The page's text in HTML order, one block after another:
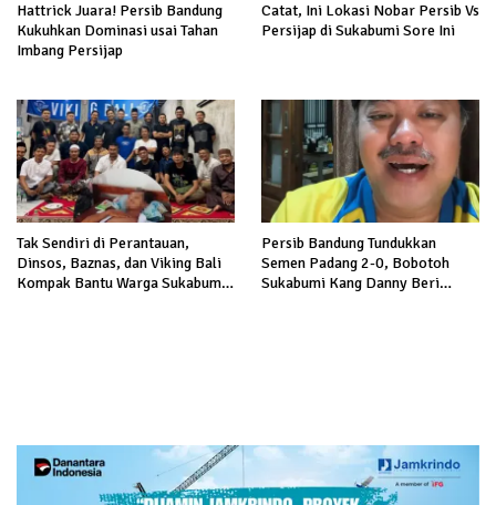
Hattrick Juara! Persib Bandung
Kukuhkan Dominasi usai Tahan
Imbang Persijap
Catat, Ini Lokasi Nobar Persib Vs
Persijap di Sukabumi Sore Ini
Tak Sendiri di Perantauan,
Dinsos, Baznas, dan Viking Bali
Kompak Bantu Warga Sukabumi
Persib Bandung Tundukkan
Semen Padang 2-0, Bobotoh
Sukabumi Kang Danny Beri